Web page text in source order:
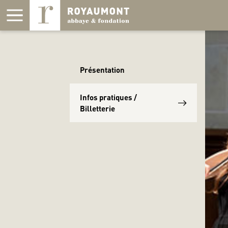
Présentation
Infos pratiques /
Billetterie
Panneau de gestion des cookies